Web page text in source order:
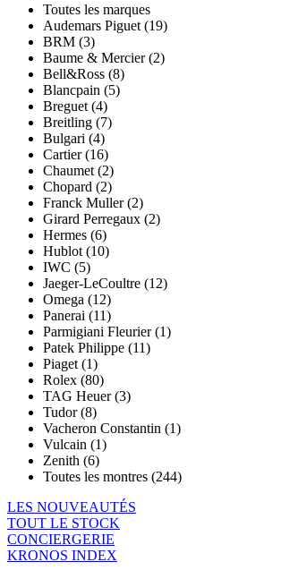
Toutes les marques
Audemars Piguet (19)
BRM (3)
Baume & Mercier (2)
Bell&Ross (8)
Blancpain (5)
Breguet (4)
Breitling (7)
Bulgari (4)
Cartier (16)
Chaumet (2)
Chopard (2)
Franck Muller (2)
Girard Perregaux (2)
Hermes (6)
Hublot (10)
IWC (5)
Jaeger-LeCoultre (12)
Omega (12)
Panerai (11)
Parmigiani Fleurier (1)
Patek Philippe (11)
Piaget (1)
Rolex (80)
TAG Heuer (3)
Tudor (8)
Vacheron Constantin (1)
Vulcain (1)
Zenith (6)
Toutes les montres (244)
LES NOUVEAUTÉS
TOUT LE STOCK
CONCIERGERIE
KRONOS INDEX